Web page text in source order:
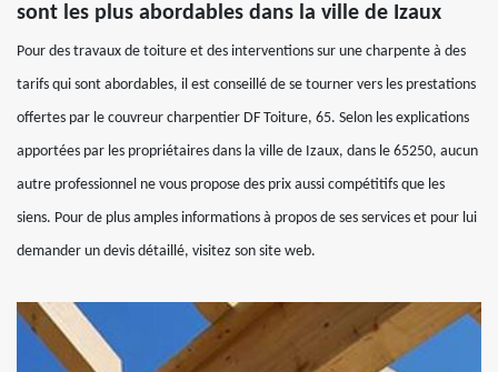
sont les plus abordables dans la ville de Izaux
Pour des travaux de toiture et des interventions sur une charpente à des
tarifs qui sont abordables, il est conseillé de se tourner vers les prestations
offertes par le couvreur charpentier DF Toiture, 65. Selon les explications
apportées par les propriétaires dans la ville de Izaux, dans le 65250, aucun
autre professionnel ne vous propose des prix aussi compétitifs que les
siens. Pour de plus amples informations à propos de ses services et pour lui
demander un devis détaillé, visitez son site web.